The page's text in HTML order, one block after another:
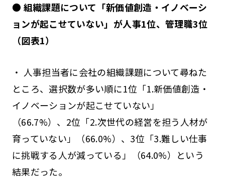
● 組織課題について「新価値創造・イノベーシ
ョンが起こせていない」が人事1位、管理職3位
（図表1）
・ 人事担当者に会社の組織課題について尋ねた
ところ、選択数が多い順に1位「1.新価値創造・
イノベーションが起こせていない」
（66.7%）、2位「2.次世代の経営を担う人材が
育っていない」（66.0%）、3位「3.難しい仕事
に挑戦する人が減っている」（64.0%）という
結果だった。